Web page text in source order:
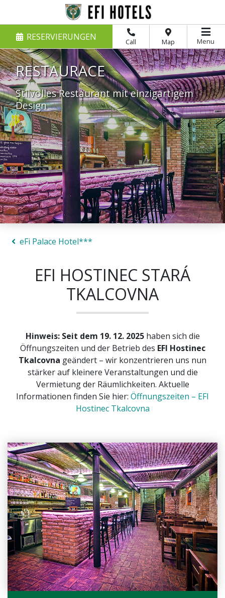
Call Map
RESERVIERUNGEN Menu
RESTAURACE
Stilvolles Restaurant mit einzigartigem
Design
eFi Palace Hotel***
EFI HOSTINEC STARÁ
TKALCOVNA
Hinweis: Seit dem 19. 12. 2025haben sich die
Öffnungszeiten und der Betrieb des EFI Hostinec
Tkalcovna geändert – wir konzentrieren uns nun
stärker auf kleinere Veranstaltungen und die
Vermietung der Räumlichkeiten. Aktuelle
Informationen finden Sie hier: Öffnungszeiten – EFI
Hostinec Tkalcovna